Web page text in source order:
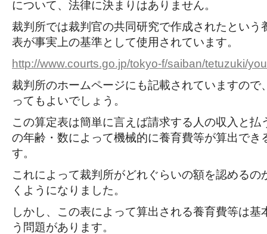
について、法律に決まりはありません。
裁判所では裁判官の共同研究で作成されたという
表が事実上の基準として使用されています。
http://www.courts.go.jp/tokyo-f/saiban/tetuzuki/
裁判所のホームページにも記載されていますので
ってもよいでしょう。
この算定表は簡単に言えば請求する人の収入と払
の年齢・数によって機械的に養育費等が算出でき
す。
これによって裁判所がどれぐらいの額を認めるの
くようになりました。
しかし、この表によって算出される養育費等は基
う問題があります。